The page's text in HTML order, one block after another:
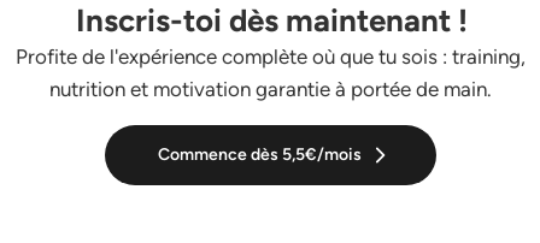
Inscris-toi dès maintenant !
Profite de l'expérience complète où que tu sois : training,
nutrition et motivation garantie à portée de main.
Commence dès 5,5€/mois